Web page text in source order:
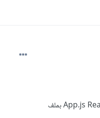
اواجه مشكلة في محاولة ربط ملف App.js React بملف